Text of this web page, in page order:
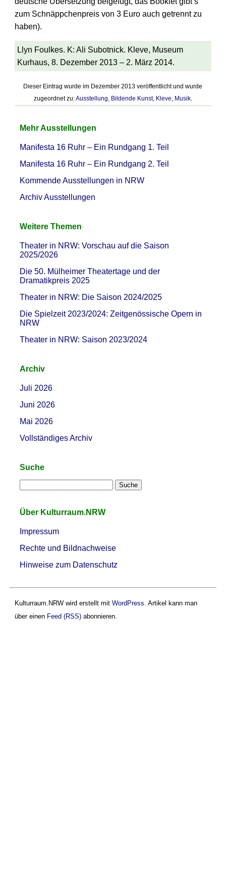
zum Schnäppchenpreis von 3 Euro auch getrennt zu
haben).
Llyn Foulkes. K: Ali Subotnick. Kleve, Museum
Kurhaus, 8. Dezember 2013 – 2. März 2014.
Dieser Eintrag wurde im Dezember 2013 veröffentlicht und wurde
zugeordnet zu:Ausstellung, Bildende Kunst, Kleve, Musik.
Mehr Ausstellungen
Manifesta 16 Ruhr – Ein Rundgang 1. Teil
Manifesta 16 Ruhr – Ein Rundgang 2. Teil
Kommende Ausstellungen in NRW
Archiv Ausstellungen
Weitere Themen
Theater in NRW: Vorschau auf die Saison
2025/2026
Die 50. Mülheimer Theatertage und der
Dramatikpreis 2025
Theater in NRW: Die Saison 2024/2025
Die Spielzeit 2023/2024: Zeitgenössische Opern in
NRW
Theater in NRW: Saison 2023/2024
Archiv
Juli 2026
Juni 2026
Mai 2026
Vollständiges Archiv
Suche
Über Kulturraum.NRW
Impressum
Rechte und Bildnachweise
Hinweise zum Datenschutz
Kulturraum.NRW wird erstellt mit WordPress. Artikel kann man
über einen Feed (RSS)abonnieren.